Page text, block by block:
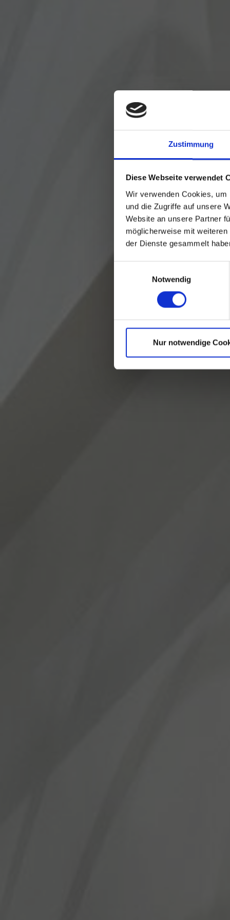
Zustimmung
Diese Webseite verwendet
Wir verwenden Cookies,
und die Zugriffe auf unsere
Website an unsere Partner
möglicherweise mit
der Dienste gesammelt
Notwendig
Nur notwendige